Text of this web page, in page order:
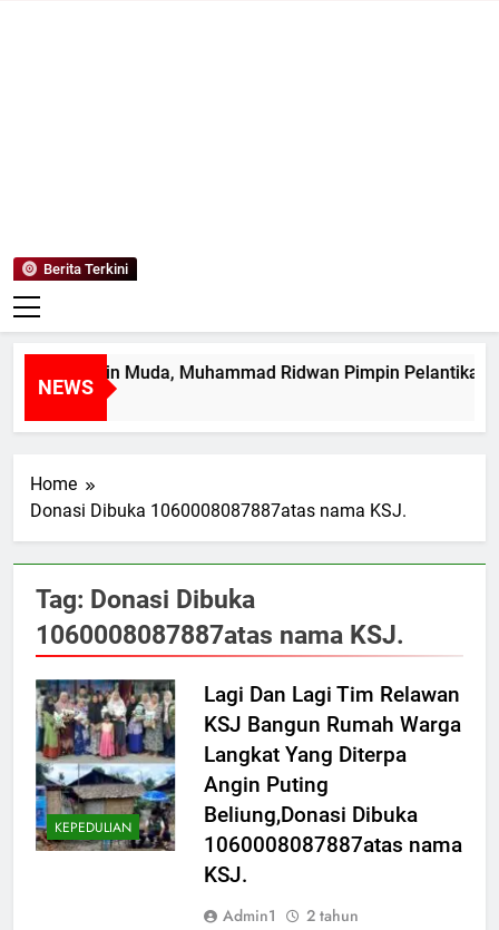
Berita Terkini
NEWS
Pemimpin Muda, Muhammad Ridwan Pimpin Pelantikan
Ago
Home
Donasi Dibuka 1060008087887atas nama KSJ.
Tag: Donasi Dibuka
1060008087887atas nama KSJ.
KEPEDULIAN
Lagi Dan Lagi Tim Relawan
KSJ Bangun Rumah Warga
Langkat Yang Diterpa
Angin Puting
Beliung,Donasi Dibuka
1060008087887atas nama
KSJ.
Admin1
2 tahun